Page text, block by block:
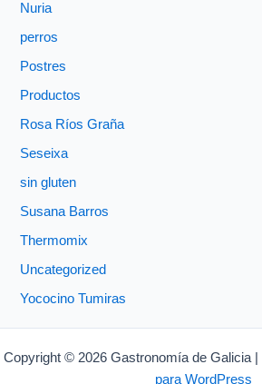
Nuria
perros
Postres
Productos
Rosa Ríos Graña
Seseixa
sin gluten
Susana Barros
Thermomix
Uncategorized
Yococino Tumiras
Copyright © 2026 Gastronomía de Galicia |
para WordPress